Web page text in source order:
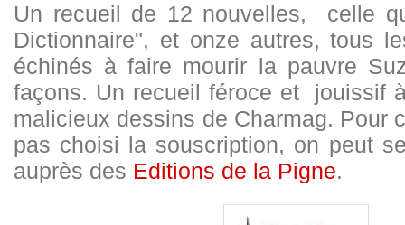
Un recueil de 12 nouvelles, celle
Dictionnaire", et onze autres, tous
échinés à faire mourir la pauvre
façons. Un recueil féroce et jouissif
malicieux dessins de Charmag. Pour
pas choisi la souscription, on peut
auprès des Editions de la Pigne.